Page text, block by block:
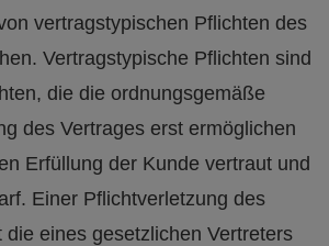
vertragstypischen Pflichten des
Vertragstypische Pflichten sind
die die ordnungsgemäße
des Vertrages erst ermöglichen
Erfüllung der Kunde vertraut und
Einer Pflichtverletzung des
die eines gesetzlichen Vertreters